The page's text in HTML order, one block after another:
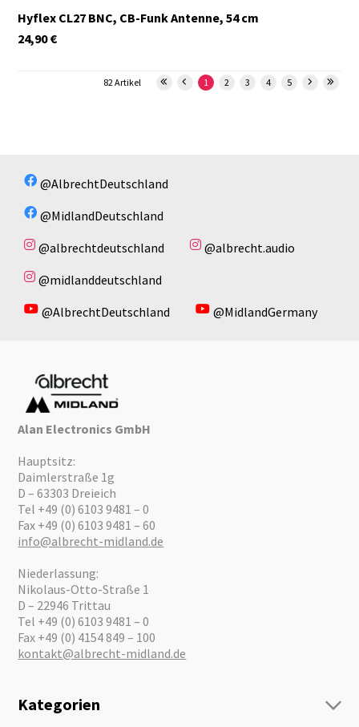
Hyflex CL27 BNC, CB-Funk Antenne, 54 cm
€
24,90
1 2 3 4 5
82 Artikel
@AlbrechtDeutschland
@MidlandDeutschland
@albrechtdeutschland
@albrecht.audio
@midlanddeutschland
@AlbrechtDeutschland
@MidlandGermany
Alan Electronics GmbH
Hauptsitz:
Daimlerstraße 1g
D – 63303 Dreieich
Tel +49 (0) 6103 9481 – 0
Fax +49 (0) 6103 9481 – 60
info@albrecht-midland.de
Niederlassung:
Nikolaus-Otto-Straße 1
D – 22946 Trittau
Tel +49 (0) 6103 9481 – 0
Fax +49 (0) 4154 849 – 100
kontakt@albrecht-midland.de
Kategorien